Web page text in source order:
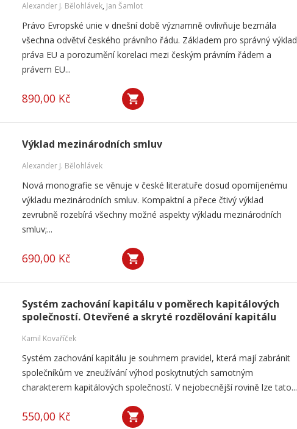
Alexander J. Bělohlávek, Jan Šamlot
Právo Evropské unie v dnešní době významně ovlivňuje bezmála
všechna odvětví českého právního řádu. Základem pro správný výklad
práva EU a porozumění korelaci mezi českým právním řádem a
právem EU...
890,00 Kč
Výklad mezinárodních smluv
Alexander J. Bělohlávek
Nová monografie se věnuje v české literatuře dosud opomíjenému
výkladu mezinárodních smluv. Kompaktní a přece čtivý výklad
zevrubně rozebírá všechny možné aspekty výkladu mezinárodních
smluv;...
690,00 Kč
Systém zachování kapitálu v poměrech kapitálových
společností. Otevřené a skryté rozdělování kapitálu
Kamil Kovaříček
Systém zachování kapitálu je souhrnem pravidel, která mají zabránit
společníkům ve zneužívání výhod poskytnutých samotným
charakterem kapitálových společností. V nejobecnější rovině lze tato...
550,00 Kč